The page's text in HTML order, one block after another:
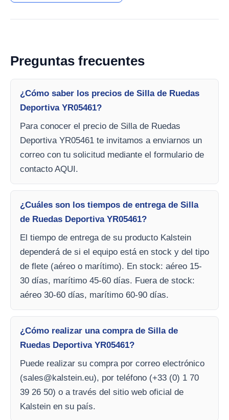
Preguntas frecuentes
¿Cómo saber los precios de Silla de Ruedas
Deportiva YR05461?
Para conocer el precio de Silla de Ruedas
Deportiva YR05461 te invitamos a enviarnos un
correo con tu solicitud mediante el formulario de
contacto AQUI.
¿Cuáles son los tiempos de entrega de Silla
de Ruedas Deportiva YR05461?
El tiempo de entrega de su producto Kalstein
dependerá de si el equipo está en stock y del tipo
de flete (aéreo o marítimo). En stock: aéreo 15-
30 días, marítimo 45-60 días. Fuera de stock:
aéreo 30-60 días, marítimo 60-90 días.
¿Cómo realizar una compra de Silla de
Ruedas Deportiva YR05461?
Puede realizar su compra por correo electrónico
(sales@kalstein.eu), por teléfono (+33 (0) 1 70
39 26 50) o a través del sitio web oficial de
Kalstein en su país.